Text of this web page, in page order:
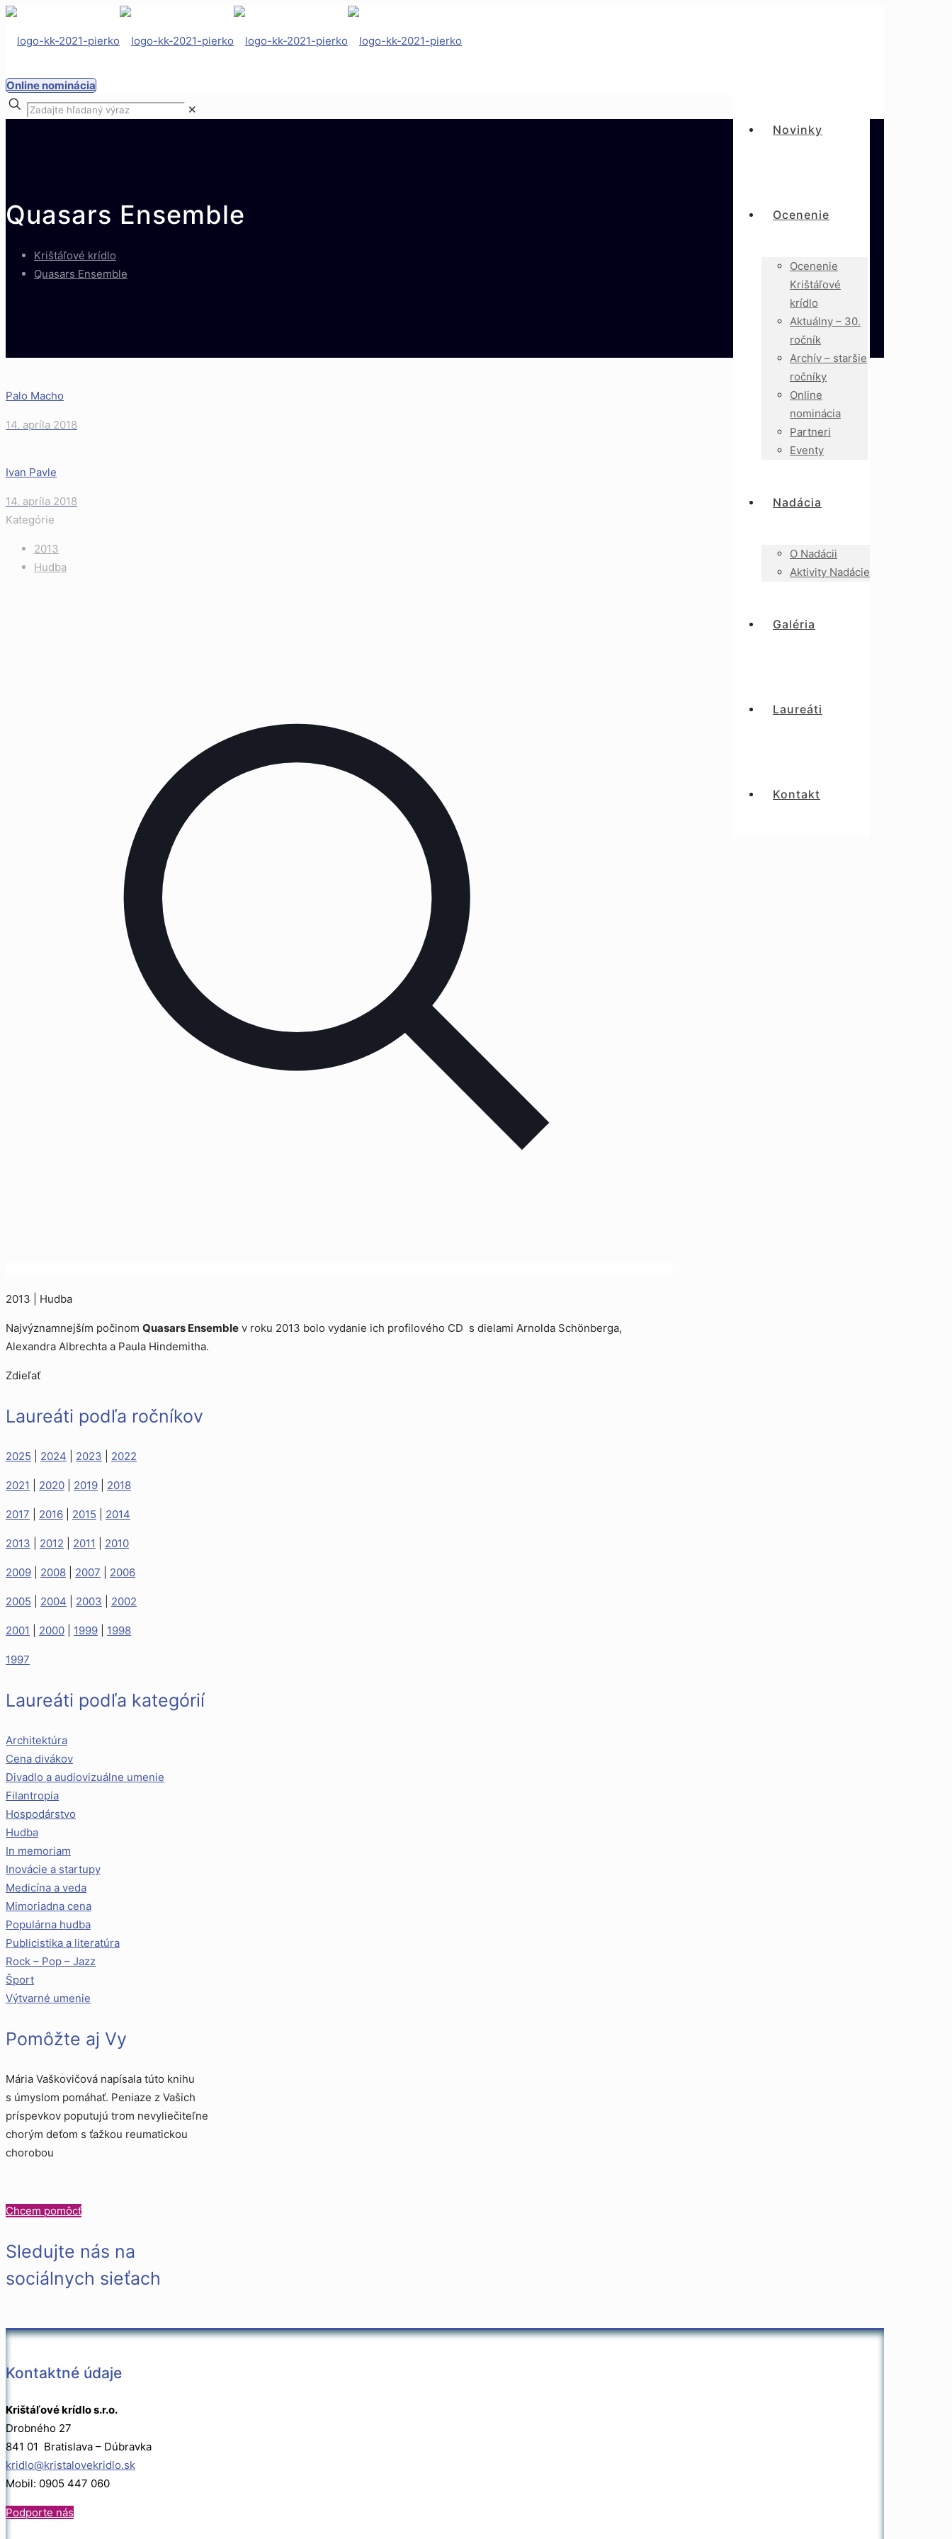
Novinky
Ocenenie
Ocenenie
Krištáľové
krídlo
Aktuálny – 30.
ročník
Archív – staršie
ročníky
Online
nominácia
Partneri
Eventy
Nadácia
O Nadácii
Aktivity Nadácie
Galéria
Laureáti
Kontakt
Online nominácia
✕
Quasars Ensemble
Krištáľové krídlo
Quasars Ensemble
Palo Macho
14. apríla 2018
Ivan Pavle
14. apríla 2018
Kategórie
2013
Hudba
2013 | Hudba
Najvýznamnejším počinom Quasars Ensemble v roku 2013 bolo vydanie ich profilového CD s dielami Arnolda Schönberga,
Alexandra Albrechta a Paula Hindemitha.
Zdieľať
Laureáti podľa ročníkov
2025 2024 2023 2022
2021 2020 2019 2018
2017 2016 2015 2014
2013 2012 2011 2010
2009 2008 2007 2006
2005 2004 2003 2002
2001 2000 1999 1998
1997
Laureáti podľa kategórií
Architektúra
Cena divákov
Divadlo a audiovizuálne umenie
Filantropia
Hospodárstvo
Hudba
In memoriam
Inovácie a startupy
Medicína a veda
Mimoriadna cena
Populárna hudba
Publicistika a literatúra
Rock – Pop – Jazz
Šport
Výtvarné umenie
Pomôžte aj Vy
Mária Vaškovičová napísala túto knihu
s úmyslom pomáhať. Peniaze z Vašich
príspevkov poputujú trom nevyliečiteľne
chorým deťom s ťažkou reumatickou
chorobou
Chcem pomôcť
Sledujte nás na
sociálnych sieťach
Kontaktné údaje
Krištáľové krídlo s.r.o.
Drobného 27
841 01 Bratislava – Dúbravka
kridlo@kristalovekridlo.sk
Mobil: 0905 447 060
Podporte nás